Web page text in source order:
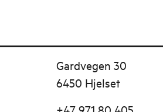
Gardvegen 30
6450 Hjelset